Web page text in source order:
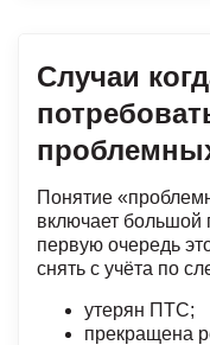
Случаи
Понятие
включает большой
первую очередь
снять с учёта по
утерян ПТС;
прекращена